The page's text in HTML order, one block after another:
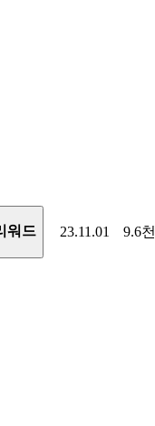
워드 23.11.01 9.6천